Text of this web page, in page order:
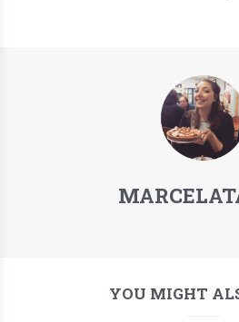
YOU MIGHT